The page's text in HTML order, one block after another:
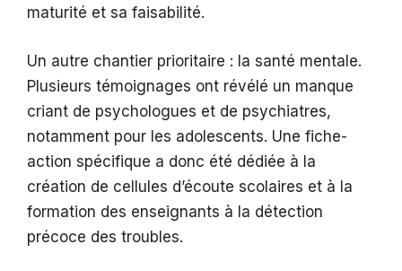
maturité et sa faisabilité.
Un autre chantier prioritaire : la santé mentale.
Plusieurs témoignages ont révélé un manque
criant de psychologues et de psychiatres,
notamment pour les adolescents. Une fiche-
action spécifique a donc été dédiée à la
création de cellules d’écoute scolaires et à la
formation des enseignants à la détection
précoce des troubles.